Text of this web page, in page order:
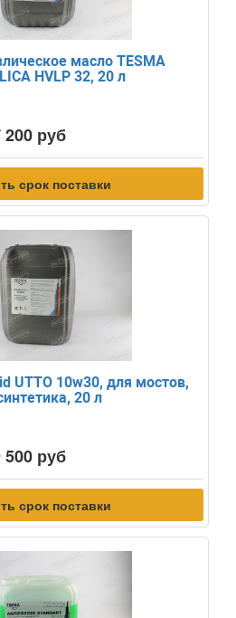
масло TESMA
HVLP 32, 20 л
200 руб
срок поставки
UTTO 10w30, для мостов,
20 л
500 руб
срок поставки